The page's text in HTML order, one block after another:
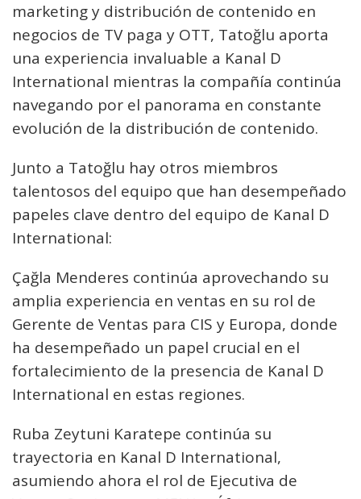
marketing y distribución de contenido en
negocios de TV paga y OTT, Tatoğlu aporta
una experiencia invaluable a Kanal D
International mientras la compañía continúa
navegando por el panorama en constante
evolución de la distribución de contenido.
Junto a Tatoğlu hay otros miembros
talentosos del equipo que han desempeñado
papeles clave dentro del equipo de Kanal D
International:
Çağla Menderes continúa aprovechando su
amplia experiencia en ventas en su rol de
Gerente de Ventas para CIS y Europa, donde
ha desempeñado un papel crucial en el
fortalecimiento de la presencia de Kanal D
International en estas regiones.
Ruba Zeytuni Karatepe continúa su
trayectoria en Kanal D International,
asumiendo ahora el rol de Ejecutiva de